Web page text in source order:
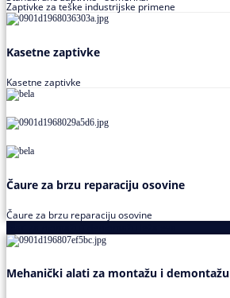
Zaptivke za teške industrijske primene
Kasetne zaptivke
Kasetne zaptivke
Čaure za brzu reparaciju osovine
Čaure za brzu reparaciju osovine
Mehanički alati za montažu i demontažu